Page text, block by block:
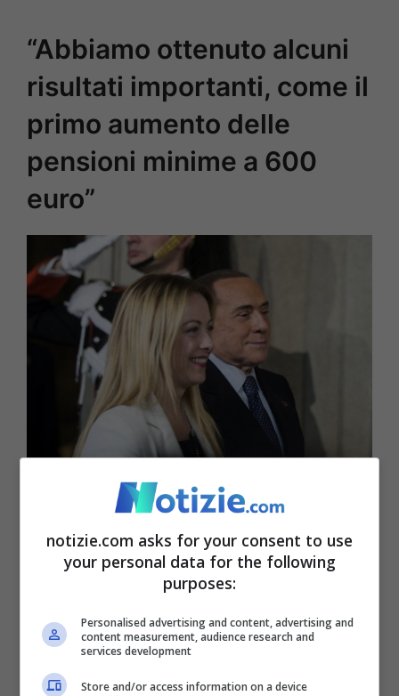
“Abbiamo ottenuto alcuni
risultati importanti, come il
primo aumento delle
pensioni minime a 600
euro”
Su cosa pensate di aver ottenuto risultati?
Le richieste di FI erano tante, a partire
dalle pensioni minime a 1.000 euro…
Abbiamo ottenuto alcuni risultati
importanti, come il primo aumento delle
pensioni minime a 600 euro per gli ultra-
notizie.com asks for your consent to use
your personal data for the following
purposes:
Personalised advertising and content, advertising and
content measurement, audience research and
services development
Store and/or access information on a device